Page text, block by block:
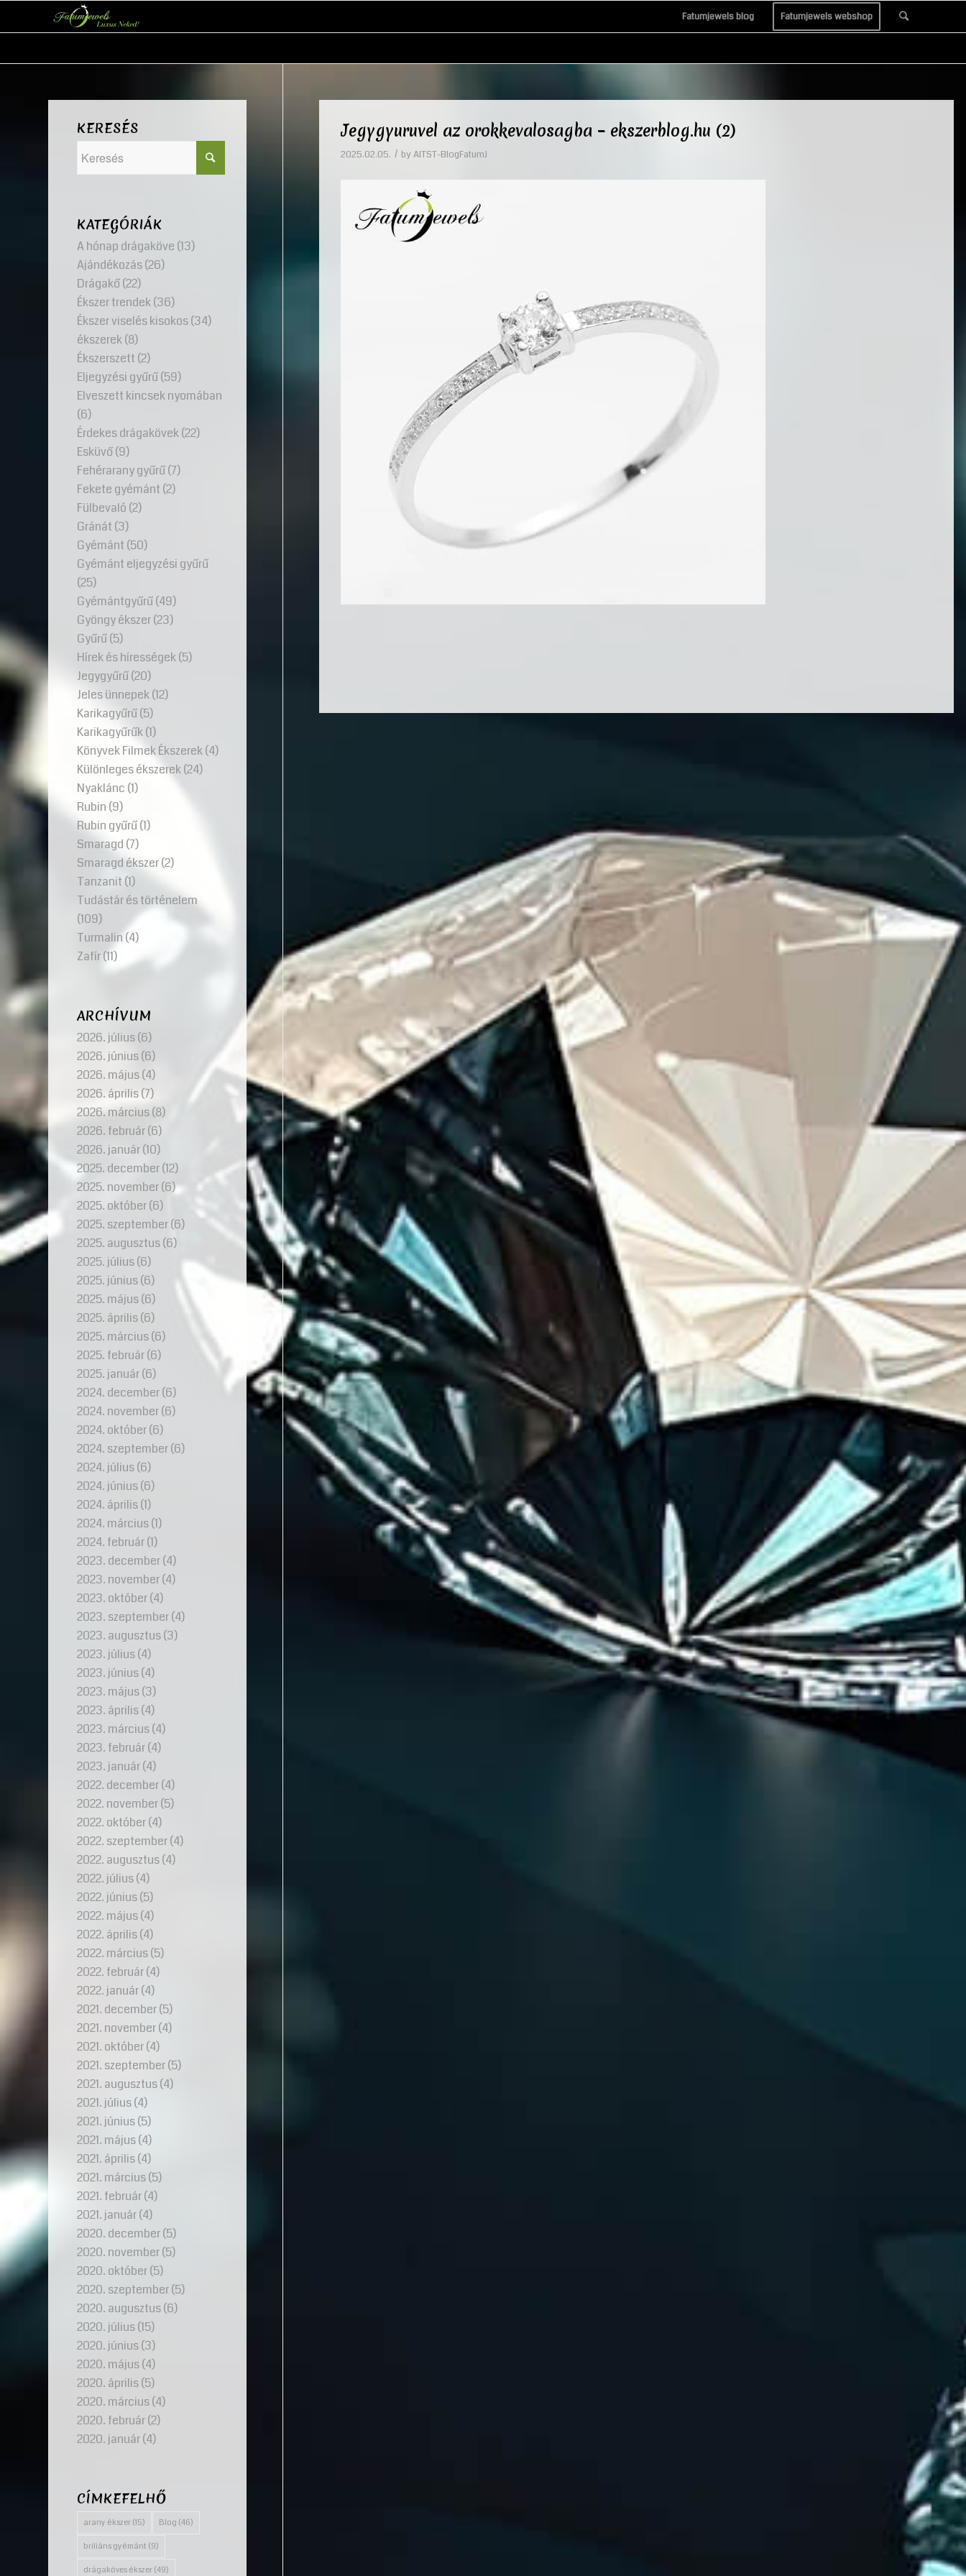
Fatumjewels blog Fatumjewels webshop
Jegygyuruvel az orokkevalosagba – ekszerblog.hu (2)
2025.02.05. / by AITST-BlogFatumJ
KERESÉS
KATEGÓRIÁK
A hónap drágaköve (13)
Ajándékozás(26)
Drágakő(22)
Ékszer trendek(36)
Ékszer viselés kisokos(34)
ékszerek(8)
Ékszerszett (2)
Eljegyzési gyűrű(59)
Elveszett kincsek nyomában
(6)
Érdekes drágakövek(22)
Esküvő(9)
Fehérarany gyűrű(7)
Fekete gyémánt (2)
Fülbevaló (2)
Gránát (3)
Gyémánt (50)
Gyémánt eljegyzési gyűrű
(25)
Gyémántgyűrű(49)
Gyöngy ékszer(23)
Gyűrű(5)
Hírek és hírességek(5)
Jegygyűrű(20)
Jeles ünnepek(12)
Karikagyűrű(5)
Karikagyűrűk(1)
Könyvek Filmek Ékszerek(4)
Különleges ékszerek(24)
Nyaklánc (1)
Rubin (9)
Rubin gyűrű(1)
Smaragd (7)
Smaragd ékszer(2)
Tanzanit (1)
Tudástár és történelem
(109)
Turmalin (4)
Zafír(11)
ARCHÍVUM
2026. július(6)
2026. június(6)
2026. május(4)
2026. április(7)
2026. március(8)
2026. február(6)
2026. január(10)
2025. december(12)
2025. november(6)
2025. október(6)
2025. szeptember(6)
2025. augusztus(6)
2025. július(6)
2025. június(6)
2025. május(6)
2025. április(6)
2025. március(6)
2025. február(6)
2025. január(6)
2024. december(6)
2024. november(6)
2024. október(6)
2024. szeptember(6)
2024. július(6)
2024. június(6)
2024. április(1)
2024. március(1)
2024. február(1)
2023. december(4)
2023. november(4)
2023. október(4)
2023. szeptember(4)
2023. augusztus(3)
2023. július(4)
2023. június(4)
2023. május(3)
2023. április(4)
2023. március(4)
2023. február(4)
2023. január(4)
2022. december(4)
2022. november(5)
2022. október(4)
2022. szeptember(4)
2022. augusztus(4)
2022. július(4)
2022. június(5)
2022. május(4)
2022. április(4)
2022. március(5)
2022. február(4)
2022. január(4)
2021. december(5)
2021. november(4)
2021. október(4)
2021. szeptember(5)
2021. augusztus(4)
2021. július(4)
2021. június(5)
2021. május(4)
2021. április(4)
2021. március(5)
2021. február(4)
2021. január(4)
2020. december(5)
2020. november(5)
2020. október(5)
2020. szeptember(5)
2020. augusztus(6)
2020. július(15)
2020. június(3)
2020. május(4)
2020. április(5)
2020. március(4)
2020. február(2)
2020. január(4)
CÍMKEFELHŐ
arany ékszer (15) Blog (46)
briliáns gyémánt (9)
drágaköves ékszer (49)